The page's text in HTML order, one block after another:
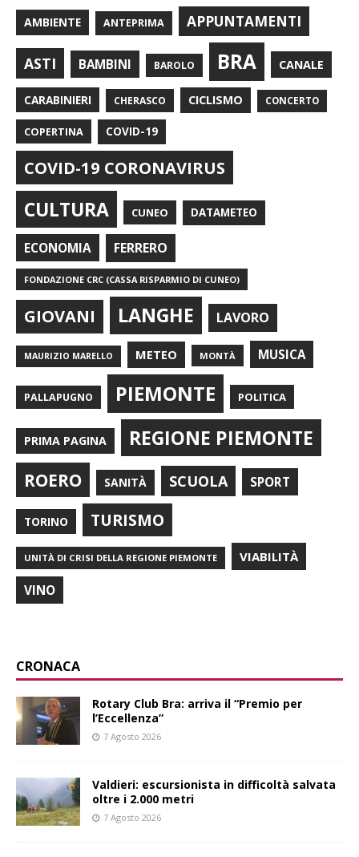
AMBIENTE ANTEPRIMA APPUNTAMENTI
ASTI BAMBINI BAROLO BRA CANALE
CARABINIERI CHERASCO CICLISMO CONCERTO
COPERTINA COVID-19
COVID-19 CORONAVIRUS
CULTURA CUNEO DATAMETEO
ECONOMIA FERRERO
FONDAZIONE CRC (CASSA RISPARMIO DI CUNEO)
GIOVANI LANGHE LAVORO
MAURIZIO MARELLO METEO MONTÀ MUSICA
PALLAPUGNO PIEMONTE POLITICA
PRIMA PAGINA REGIONE PIEMONTE
ROERO SANITÀ SCUOLA SPORT
TORINO TURISMO
UNITÀ DI CRISI DELLA REGIONE PIEMONTE VIABILITÀ
VINO
CRONACA
Rotary Club Bra: arriva il “Premio per
l’Eccellenza”
7 Agosto 2026
Valdieri: escursionista in difficoltà salvata
oltre i 2.000 metri
7 Agosto 2026